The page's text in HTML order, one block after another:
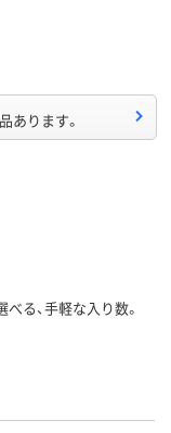
あります。
る、手軽な入り数。